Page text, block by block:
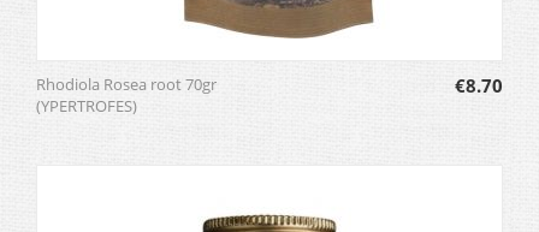
Rhodiola Rosea root 70gr
(YPERTROFES)
€8.70